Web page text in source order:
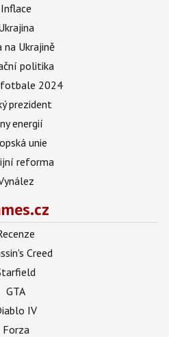
Inflace
na Ukrajině
politika
fotbale 2024
prezident
energií
unie
reforma
Creed
GTA
IV
Forza